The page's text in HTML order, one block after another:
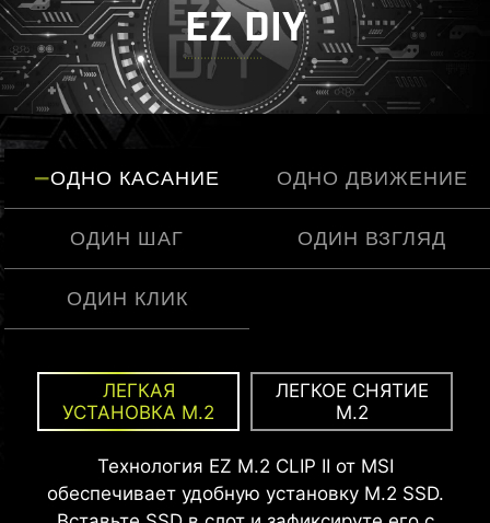
EZ DIY
ОДНО КАСАНИЕ ОДНО ДВИЖЕНИЕ
ОДИН ШАГ ОДИН ВЗГЛЯД
ОДИН КЛИК
ЛЕГКАЯ
УСТАНОВКА M.2
ЛЕГКОЕ СНЯТИЕ
M.2
Технология EZ M.2 CLIP II от MSI
обеспечивает удобную установку M.2 SSD.
интерфейсов обеспечивает точное
позиционирование и надежную фиксацию.
прикрепить антенну к материнской плате без
необходимости закручивания.
EZ OVERCLOCKING
MSI Click BIOS X упрощает разгон процессора
повысить производительность без сложных
настроек.